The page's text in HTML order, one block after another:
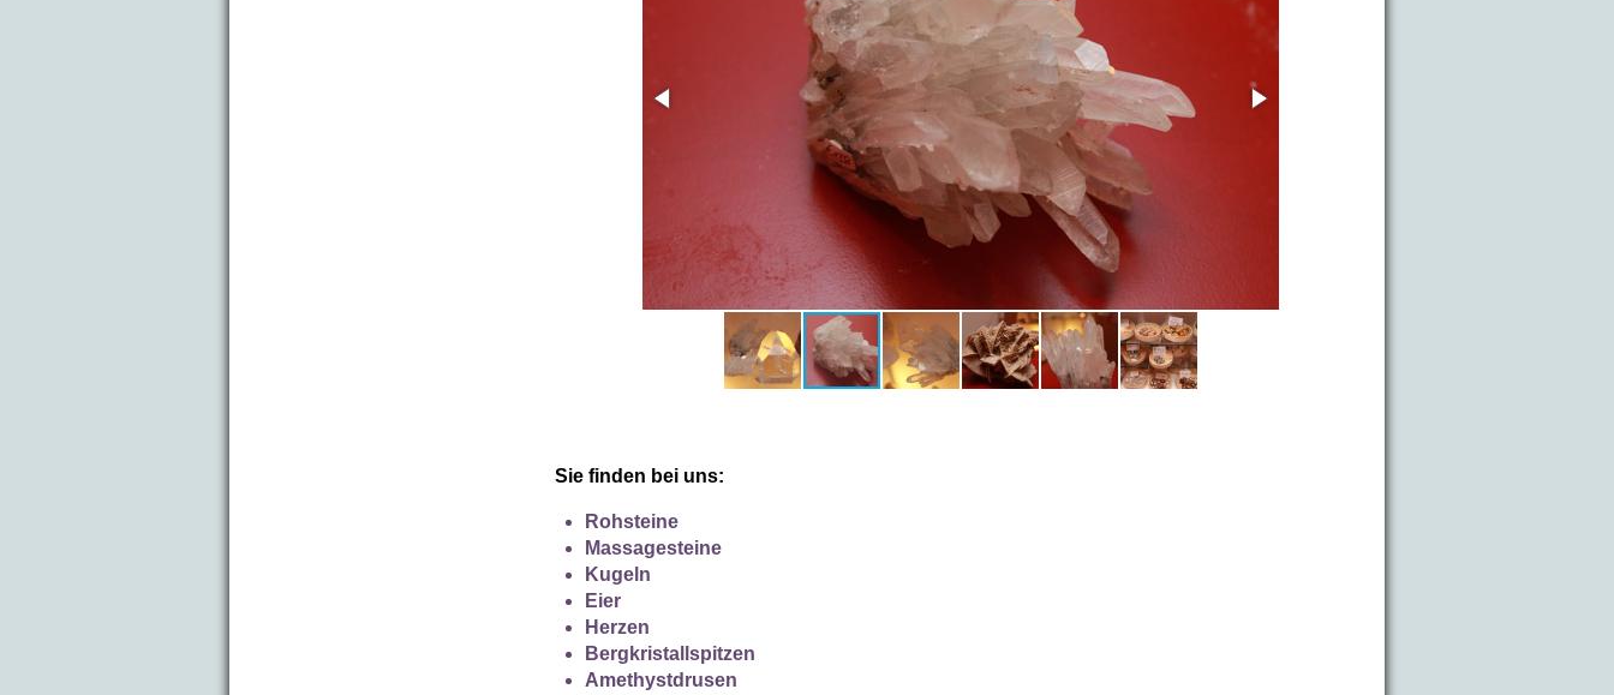
Sie finden bei uns:
Rohsteine
Massagesteine
Kugeln
Eier
Herzen
Bergkristallspitzen
Amethystdrusen